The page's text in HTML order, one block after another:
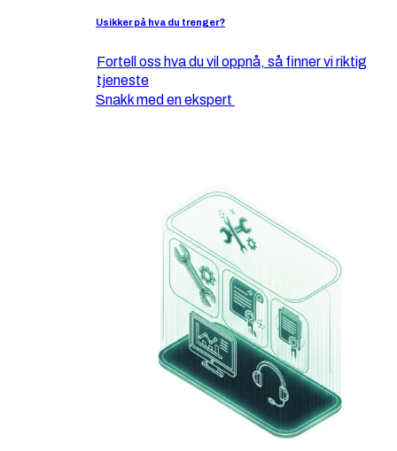
Usikker på hva du trenger?
Fortell oss hva du vil oppnå, så finner vi riktig
tjeneste
Snakk med en ekspert